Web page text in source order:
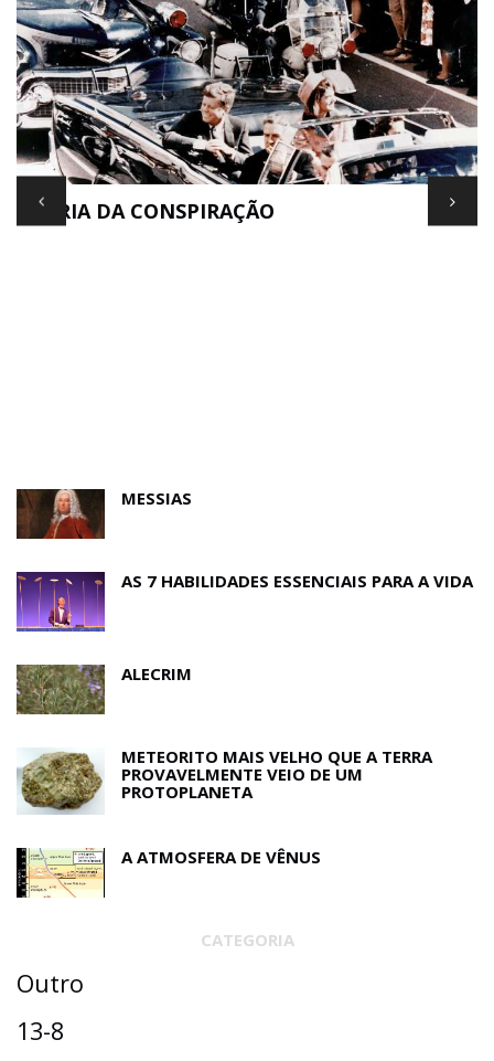
TEORIA DA CONSPIRAÇÃO
MESSIAS
AS 7 HABILIDADES ESSENCIAIS PARA A VIDA
ALECRIM
METEORITO MAIS VELHO QUE A TERRA
PROVAVELMENTE VEIO DE UM
PROTOPLANETA
A ATMOSFERA DE VÊNUS
CATEGORIA
Outro
13-8